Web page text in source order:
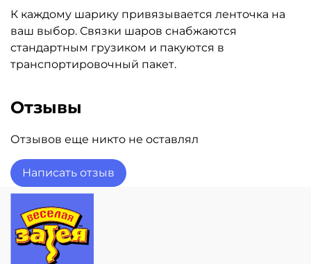
К каждому шарику привязывается ленточка на
ваш выбор. Связки шаров снабжаются
стандартным грузиком и пакуются в
транспортировочный пакет.
Отзывы
Отзывов еще никто не оставлял
Написать отзыв